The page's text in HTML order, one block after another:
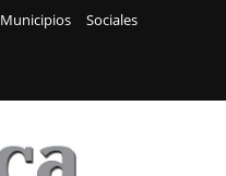
Municipios
Sociales